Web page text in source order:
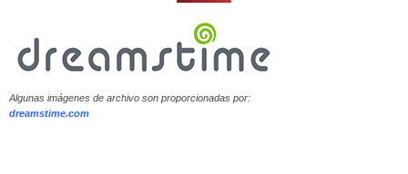
Algunas imágenes de archivo son proporcionadas por:
dreamstime.com